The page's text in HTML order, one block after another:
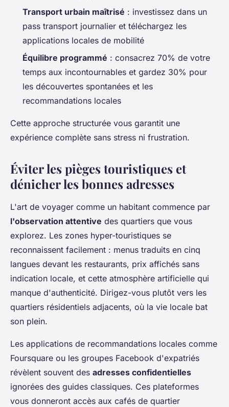
Transport urbain maîtrisé : investissez dans un
pass transport journalier et téléchargez les
applications locales de mobilité
Équilibre programmé : consacrez 70% de votre
temps aux incontournables et gardez 30% pour
les découvertes spontanées et les
recommandations locales
Cette approche structurée vous garantit une
expérience complète sans stress ni frustration.
Éviter les pièges touristiques et
dénicher les bonnes adresses
L'art de voyager comme un habitant commence par
l'observation attentive des quartiers que vous
explorez. Les zones hyper-touristiques se
reconnaissent facilement : menus traduits en cinq
langues devant les restaurants, prix affichés sans
indication locale, et cette atmosphère artificielle qui
manque d'authenticité. Dirigez-vous plutôt vers les
quartiers résidentiels adjacents, où la vie locale bat
son plein.
Les applications de recommandations locales comme
Foursquare ou les groupes Facebook d'expatriés
révèlent souvent des adresses confidentielles
ignorées des guides classiques. Ces plateformes
vous donneront accès aux cafés de quartier